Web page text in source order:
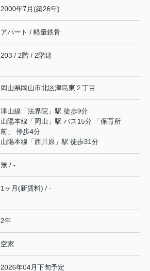
2000年7月(築26年)
アパート / 軽量鉄骨
203 / 2階 / 2階建
岡山県岡山市北区津島東 ２丁目
津山線 「法界院 」駅 徒歩9分
山陽本線 「 岡山 」駅 バス15分 「保育所
前」 停歩4分
山陽本線 「西川原 」駅 徒歩31分
無 / -
1ヶ月(新賃料) / -
2年
空家
2026年04月下旬予定